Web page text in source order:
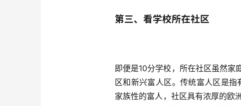
第三、看学校所在社区
即便是10分学校，所在社区虽然家
区和新兴富人区。传统富人区是
家族性的富人，社区具有浓厚的欧